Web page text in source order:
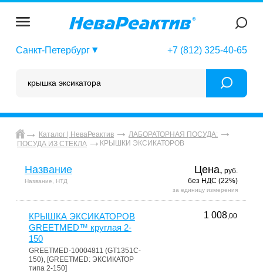
Санкт-Петербург +7 (812) 325-40-65
Каталог | НеваРеактив
ЛАБОРАТОРНАЯ ПОСУДА:
ПОСУДА ИЗ СТЕКЛА
КРЫШКИ ЭКСИКАТОРОВ
Название
Название, НТД
Цена, руб.
без НДС (22%)
за единицу измерения
КРЫШКА ЭКСИКАТОРОВ
GREETMED™ круглая 2-
150
GREETMED-10004811 (GT1351C-
150), [GREETMED: ЭКСИКАТОР
типа 2-150]
1 008,00